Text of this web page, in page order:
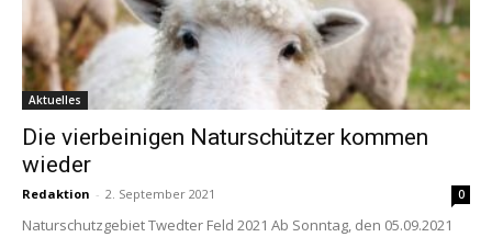
Aktuelles
Die vierbeinigen Naturschützer kommen
wieder
Redaktion - 2. September 2021 0
Naturschutzgebiet Twedter Feld 2021 Ab Sonntag, den 05.09.2021